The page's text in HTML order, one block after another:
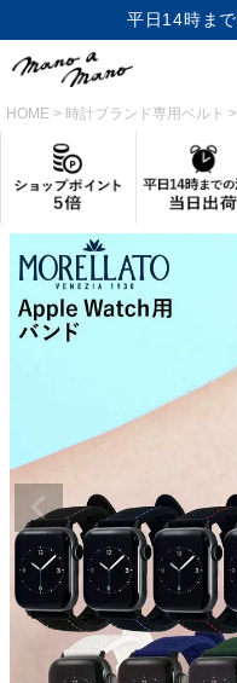
店内
HOME 時計ブランド専用ベルト